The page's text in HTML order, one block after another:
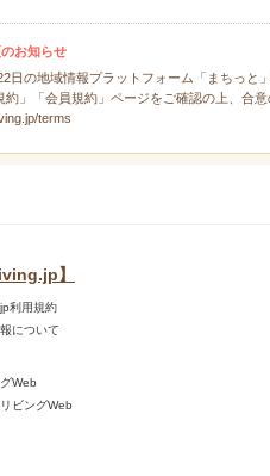
お知らせ
日の地域情報プラットフォーム「まちっと
約」「会員規約」ページをご確認の上、合意
terms
】
利用規約
について
Web
ビングWeb